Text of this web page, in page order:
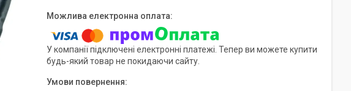
У компанії підключені електронні платежі. Тепер ви можете купити
будь-який товар не покидаючи сайту.